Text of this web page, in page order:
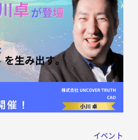
イベント